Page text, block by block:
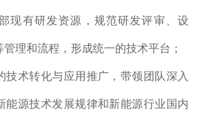
现有研发资源，规范研发评审、设
理和流程，形成统一的技术平台；
技术转化与应用推广，带领团队深入
能源技术发展规律和新能源行业国内